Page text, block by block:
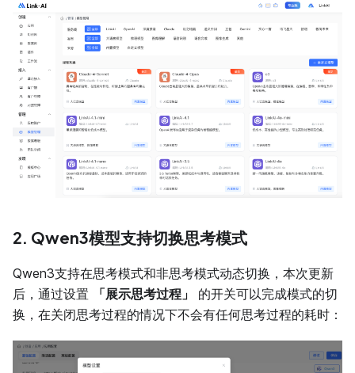
2. Qwen3模型支持切换思考模式
Qwen3支持在思考模式和非思考模式动态切换，本次更新
后，通过设置
「展示思考过程」
的开关可以完成模式的切
换，在关闭思考过程的情况下不会有任何思考过程的耗时：